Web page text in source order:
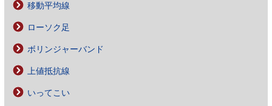
移動平均線
ローソク足
ボリンジャーバンド
上値抵抗線
いってこい